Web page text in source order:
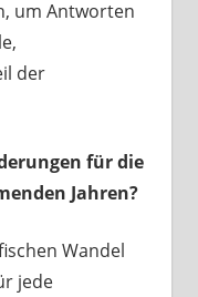
um Antworten
der
für die
Jahren?
Wandel
jede